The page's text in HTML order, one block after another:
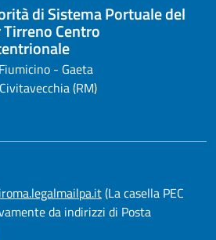
di Sistema Portuale del
Centro
- Gaeta
(RM)
(La casella PEC
da indirizzi di Posta